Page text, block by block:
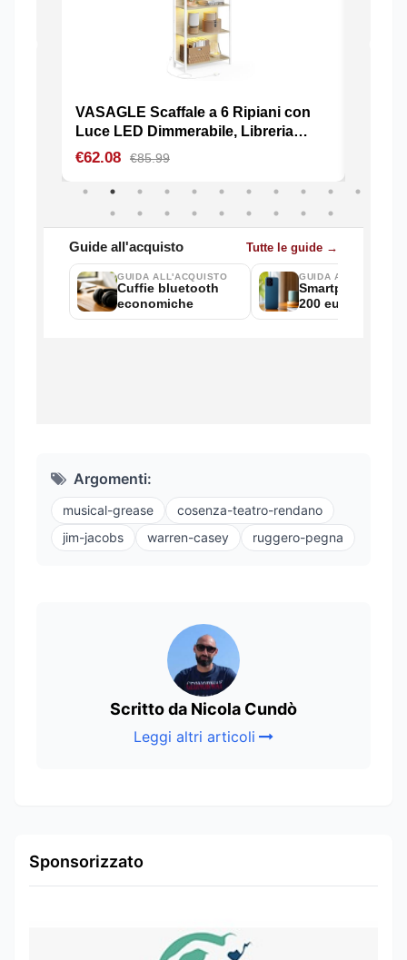
Argomenti:
musical-grease
cosenza-teatro-rendano
jim-jacobs
warren-casey ruggero-pegna
Scritto da Nicola Cundò
Leggi altri articoli
Sponsorizzato